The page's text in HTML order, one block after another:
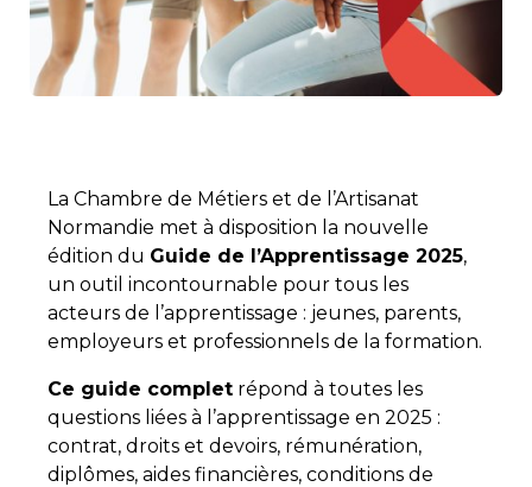
La Chambre de Métiers et de l’Artisanat
Normandie met à disposition la nouvelle
édition du Guide de l’Apprentissage 2025,
un outil incontournable pour tous les
acteurs de l’apprentissage : jeunes, parents,
employeurs et professionnels de la formation.
Ce guide complet répond à toutes les
questions liées à l’apprentissage en 2025 :
contrat, droits et devoirs, rémunération,
diplômes, aides financières, conditions de